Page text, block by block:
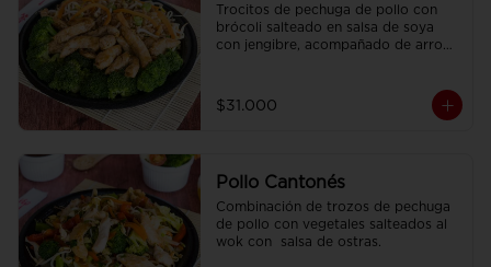
Trocitos de pechuga de pollo con
brócoli salteado en salsa de soya
con jengibre, acompañado de arroz
$31.000
Pollo Cantonés
Combinación de trozos de pechuga
de pollo con vegetales salteados al
wok con  salsa de ostras.